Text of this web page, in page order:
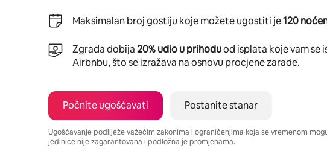
Maksimalan broj gostiju koje možete ugostiti je120
Zgrada dobija20% udio u prihoduod isplata koje vam se
Airbnbu, što se izražava na osnovu procjene zarade.
Počnite ugošćavati Postanite stanar
Ugošćavanje podliježe važećim zakonima i ograničenjima koja se vremenom
jedinice nije zagarantovana i podložna je promjenama.